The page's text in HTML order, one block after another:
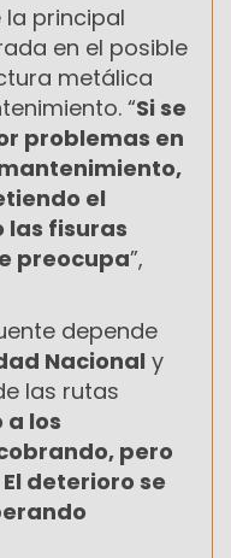
la principal
en el posible
metálica
“Si se
problemas en
el
las fisuras
preocupa”,
depende
Nacional y
las rutas
a los
pero
deterioro se